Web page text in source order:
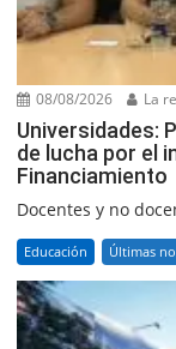
08/08/2026 La
Universidades:
de lucha por el
Financiamiento
Docentes y no
Educación Últimas